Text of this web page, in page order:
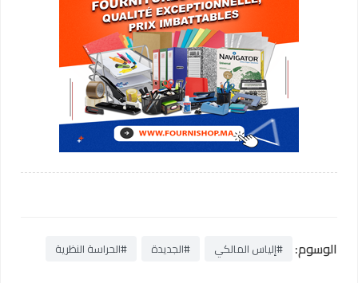
الوسوم: #إلياس المالكي #الجديدة #الحراسة النظرية